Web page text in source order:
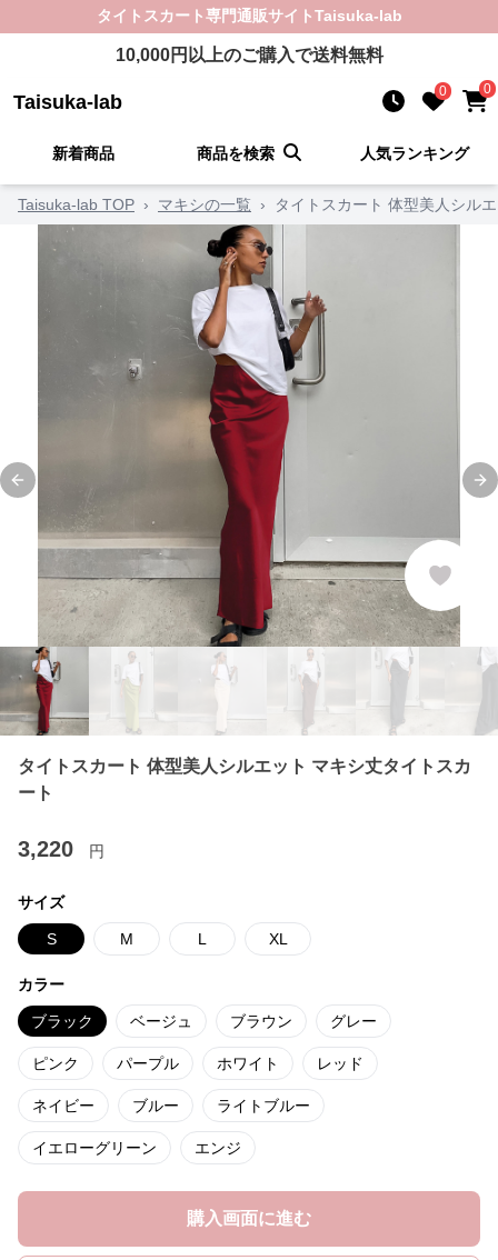
タイトスカート専門通販サイトTaisuka-lab
10,000円以上のご購入で送料無料
Taisuka-lab 0 0
新着商品 商品を検索 人気ランキング
Taisuka-lab TOP › マキシの一覧 › タイトスカート 体型美人シル
Previous slide
タイトスカート 体型美人シルエット マキシ丈タイトスカ
ート
3,220 円
サイズ
S M L XL
カラー
ブラック ベージュ ブラウン グレー
ピンク パープル ホワイト レッド
ネイビー ブルー ライトブルー
イエローグリーン エンジ
購入画面に進む